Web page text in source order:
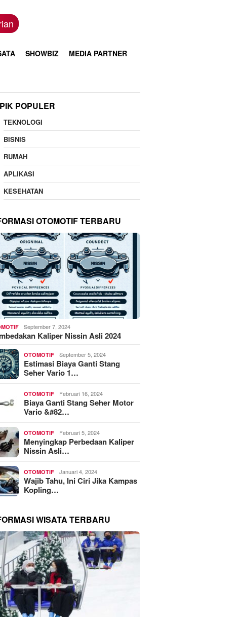
SHOWBIZ MEDIA PARTNER
POPULER
TEKNOLOGI
BISNIS
RUMAH
APLIKASI
KESEHATAN
OTOMOTIF TERBARU
September 7, 2024
Kaliper Nissin Asli 2024
OTOMOTIF September 5, 2024
Estimasi Biaya Ganti Stang
Seher Vario 1…
OTOMOTIF Februari 16, 2024
Biaya Ganti Stang Seher Motor
Vario &#82…
OTOMOTIF Februari 5, 2024
Menyingkap Perbedaan Kaliper
Nissin Asli…
OTOMOTIF Januari 4, 2024
Wajib Tahu, Ini Ciri Jika Kampas
Kopling…
WISATA TERBARU